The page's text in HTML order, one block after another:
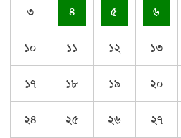
৩ ৪ ৫ ৬
১০ ১১ ১২ ১৩
১৭ ১৮ ১৯ ২০
২৪ ২৫ ২৬ ২৭